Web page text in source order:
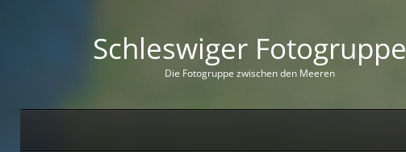
Schleswiger Fotogruppe
Die Fotogruppe zwischenden Meeren